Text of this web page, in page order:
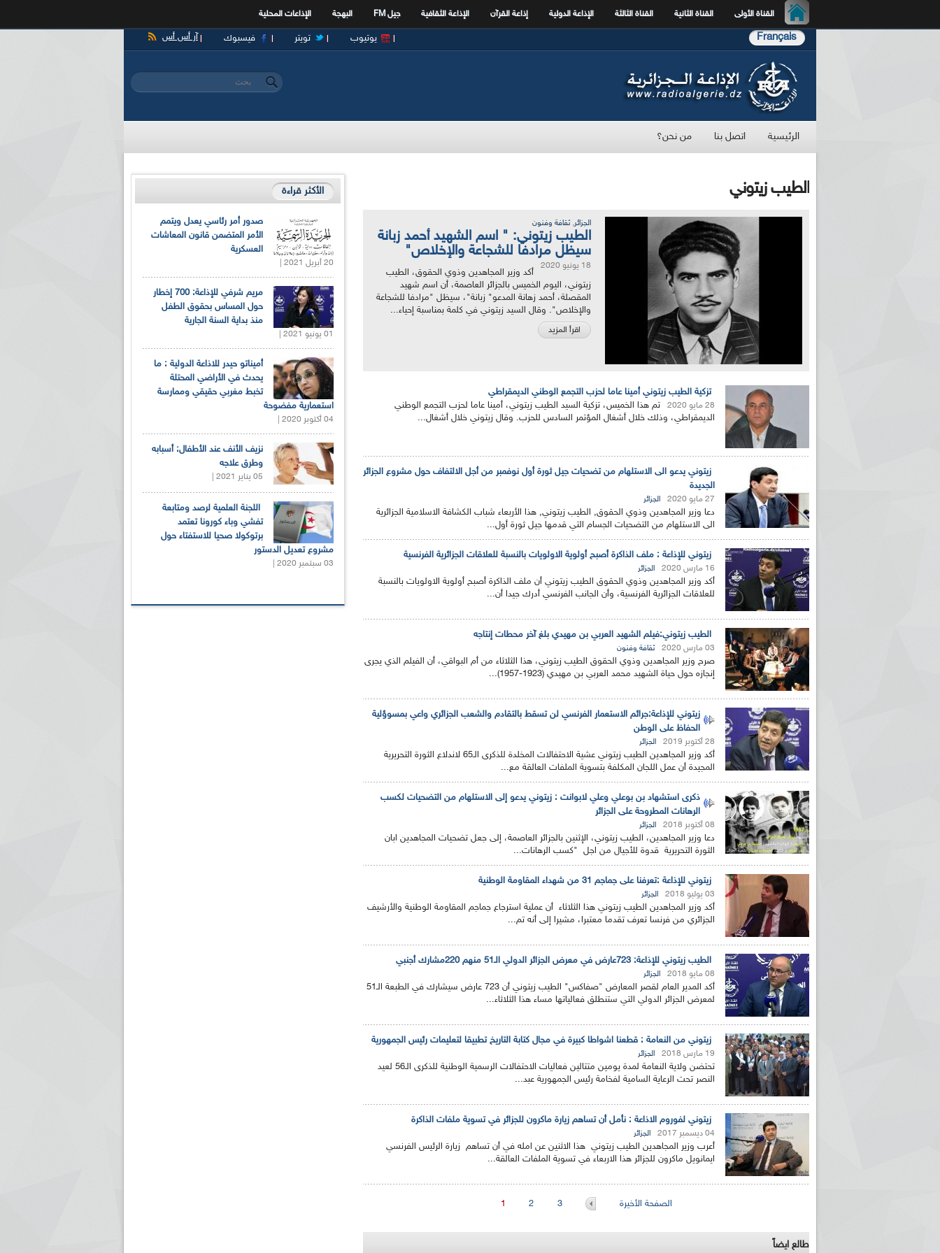
القناة الأولى القناة الثانية القناة الثالثة الإذاعة الدولية إذاعة القرآن الإذاعة الثقافية جيل FM البهجة الإذاعات المحلية
Français آر أس أس فيسبوك تويتر يوتيوب
استمارة البحث
‏بحث ‏
الرئيسية اتصل بنا من نحن؟
الطيب زيتوني
الجزائر,ثقافة وفنون
الطيب زيتوني: " اسم الشهيد أحمد زبانة
سيظل مرادفا للشجاعة والإخلاص"
18 يونيو 2020
أكد وزير المجاهدين وذوي الحقوق، الطيب
زيتوني، اليوم الخميس بالجزائر العاصمة، أن اسم شهيد
المقصلة، أحمد زهانة المدعو" زبانة"، سيظل "مرادفا للشجاعة
والإخلاص". وقال السيد زيتوني في كلمة بمناسبة إحياء...
اقرأ المزيد
تزكية الطيب زيتوني أمينا عاما لحزب التجمع الوطني الديمقراطي
28 مايو 2020
تم هذا الخميس، تزكية السيد الطيب زيتوني، أمينا عاما لحزب التجمع الوطني
الديمقراطي، وذلك خلال أشغال المؤتمر السادس للحزب. وقال زيتوني خلال أشغال...
زيتوني يدعو الى الاستلهام من تضحيات جيل ثورة أول نوفمبر من أجل الالتفاف حول مشروع الجزائر
الجديدة
27 مايو 2020 الجزائر
دعا وزير المجاهدين وذوي الحقوق, الطيب زيتوني, هذا الأربعاء شباب الكشافة الاسلامية الجزائرية
الى الاستلهام من التضحيات الجسام التي قدمها جيل ثورة أول...
زيتوني للإذاعة : ملف الذاكرة أصبح أولوية الاولويات بالنسبة للعلاقات الجزائرية الفرنسية
16 مارس 2020 الجزائر
أكد وزير المجاهدين وذوي الحقوق الطيب زيتوني أن ملف الذاكرة أصبح أولوية الاولويات بالنسبة
للعلاقات الجزائرية الفرنسية، وأن الجانب الفرنسي أدرك جيدا أن...
الطيب زيتوني:فيلم الشهيد العربي بن مهيدي بلغ آخر محطات إنتاجه
03 مارس 2020 ثقافة وفنون
صرح وزير المجاهدين وذوي الحقوق الطيب زيتوني، هذا الثلاثاء من أم البواقي، أن الفيلم الذي يجرى
إنجازه حول حياة الشهيد محمد العربي بن مهيدي (1923-1957)...
زيتوني للإذاعة:جرائم الاستعمار الفرنسي لن تسقط بالتقادم والشعب الجزائري واعي بمسوؤلية
الحفاظ على الوطن
28 أكتوبر 2019 الجزائر
أكد وزير المجاهدين الطيب زيتوني عشية الاحتفالات المخلدة للذكرى الـ65 لاندلاع الثورة التحريرية
المجيدة أن عمل اللجان المكلفة بتسوية الملفات العالقة مع...
ذكرى استشهاد بن بوعلي وعلي لابوانت : زيتوني يدعو إلى الاستلهام من التضحيات لكسب
الرهانات المطروحة على الجزائر
08 أكتوبر 2018 الجزائر
دعا وزير المجاهدين، الطيب زيتوني، الإثنين بالجزائر العاصمة، إلى جعل تضحيات المجاهدين ابان
الثورة التحريرية قدوة للأجيال من اجل "كسب الرهانات...
زيتوني للإذاعة :تعرفنا على جماجم 31 من شهداء المقاومة الوطنية
03 يوليو 2018 الجزائر
أكد وزير المجاهدين الطيب زيتوني هذا الثلاثاء أن عملية استرجاع جماجم المقاومة الوطنية والأرشيف
الجزائري من فرنسا تعرف تقدما معتبرا، مشيرا إلى أنه تم...
الطيب زيتوني للإذاعة: 723عارض في معرض الجزائر الدولي الـ51 منهم 220مشارك أجنبي
08 مايو 2018 الجزائر
أكد المدير العام لقصر المعارض "صفاكس" الطيب زيتوني أن 723 عارض سيشارك في الطبعة الـ51
لمعرض الجزائر الدولي التي ستنطلق فعالياتها مساء هذا الثلاثاء...
زيتوني من النعامة : قطعنا اشواطا كبيرة في مجال كتابة التاريخ تطبيقا لتعليمات رئيس الجمهورية
19 مارس 2018 الجزائر
تحتضن ولاية النعامة لمدة يومين متتالين فعاليات الاحتفالات الرسمية الوطنية للذكرى الـ56 لعيد
النصر تحت الرعاية السامية لفخامة رئيس الجمهورية عبد...
زيتوني لفوروم الاذاعة : نأمل أن تساهم زيارة ماكرون للجزائر في تسوية ملفات الذاكرة
04 ديسمبر 2017 الجزائر
أعرب وزير المجاهدين الطيب زيتوني هذا الاثنين عن امله في أن تساهم زيارة الرئيس الفرنسي
ايمانويل ماكرون للجزائر هذا الاربعاء في تسوية الملفات العالقة...
1 2 3 الصفحة الأخيرة
طالع ايضاً
الأكثر قراءة
صدور أمر رئاسي يعدل ويتمم
الأمر المتضمن قانون المعاشات
العسكرية
20 أبريل 2021 |
مريم شرفي للإذاعة: 700 إخطار
حول المساس بحقوق الطفل
منذ بداية السنة الجارية
01 يونيو 2021 |
أميناتو حيدر للاذاعة الدولية : ما
يحدث في الأراضي المحتلة
تخبط مغربي حقيقي وممارسة
استعمارية مفضوحة
04 أكتوبر 2020 |
نزيف الأنف عند الأطفال: أسبابه
وطرق علاجه
05 يناير 2021 |
اللجنة العلمية لرصد ومتابعة
تفشي وباء كورونا تعتمد
برتوكولا صحيا للاستفتاء حول
مشروع تعديل الدستور
03 سبتمبر 2020 |